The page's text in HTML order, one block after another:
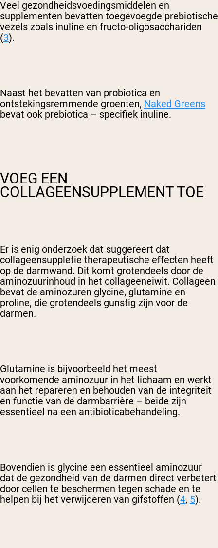
Veel gezondheidsvoedingsmiddelen en
supplementen bevatten toegevoegde prebiotische
vezels zoals inuline en fructo-oligosacchariden
(3).
Naast het bevatten van probiotica en
ontstekingsremmende groenten, Naked Greens
bevat ook prebiotica – specifiek inuline.
VOEG EEN
COLLAGEENSUPPLEMENT TOE
Er is enig onderzoek dat suggereert dat
collageensuppletie therapeutische effecten heeft
op de darmwand. Dit komt grotendeels door de
aminozuurinhoud in het collageeneiwit. Collageen
bevat de aminozuren glycine, glutamine en
proline, die grotendeels gunstig zijn voor de
darmen.
Glutamine is bijvoorbeeld het meest
voorkomende aminozuur in het lichaam en werkt
aan het repareren en behouden van de integriteit
en functie van de darmbarrière – beide zijn
essentieel na een antibioticabehandeling.
Bovendien is glycine een essentieel aminozuur
dat de gezondheid van de darmen direct verbetert
door cellen te beschermen tegen schade en te
helpen bij het verwijderen van gifstoffen (4, 5).